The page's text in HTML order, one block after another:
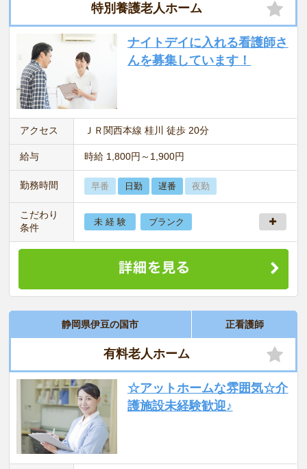
特別養護老人ホーム
ナイトデイに入れる看護師さ
んを募集しています！
アクセス ＪＲ関西本線 桂川 徒歩 20分
給与 時給 1,800円～1,900円
勤務時間 早番 日勤 遅番 夜勤
こだわり
条件
未 経 験 ブランク
静岡県伊豆の国市 正看護師
有料老人ホーム
☆アットホームな雰囲気☆介
護施設未経験歓迎♪